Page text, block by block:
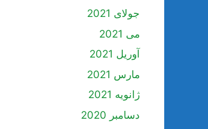
جولای 2021
می 2021
آوریل 2021
مارس 2021
ژانویه 2021
دسامبر 2020